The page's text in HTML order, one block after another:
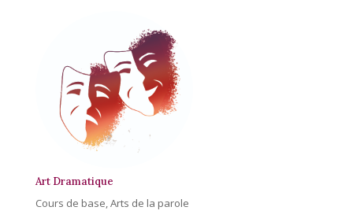
Art Dramatique
Cours de base,Arts de la parole